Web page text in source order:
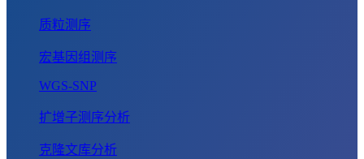
质粒测序
宏基因组测序
WGS-SNP
扩增子测序分析
克隆文库分析